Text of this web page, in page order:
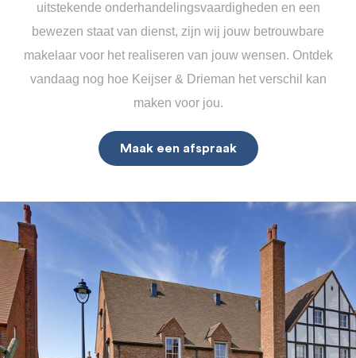
uitstekende onderhandelingsvaardigheden en een
bewezen staat van dienst, zijn wij jouw betrouwbare
makelaar voor het realiseren van jouw wensen. Ontdek
vandaag nog hoe Keijser & Drieman het verschil kan
maken voor jou.
Maak een afspraak